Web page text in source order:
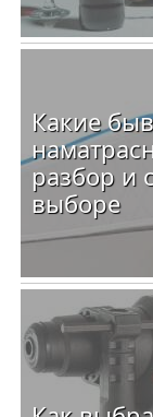
Какие
разбор и
выборе